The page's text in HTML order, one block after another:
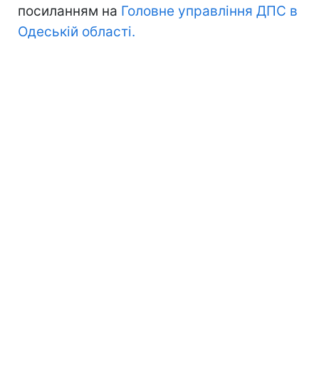
посиланням на Головне управління ДПС в
Одеській області.